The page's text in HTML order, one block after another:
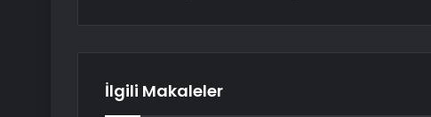
İlgili Makaleler